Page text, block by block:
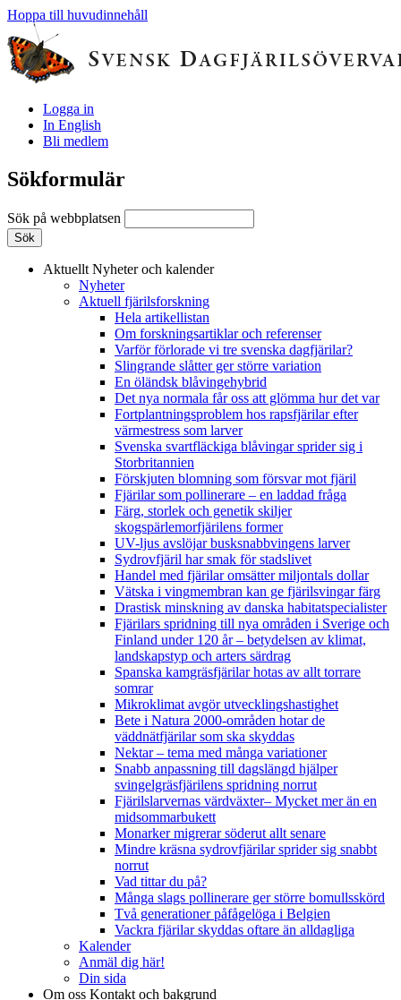
Hoppa till huvudinnehåll
Logga in
In English
Bli medlem
Sökformulär
Sök på webbplatsen
Aktuellt Nyheter och kalender
Nyheter
Aktuell fjärilsforskning
Hela artikellistan
Om forskningsartiklar och referenser
Varför förlorade vi tre svenska dagfjärilar?
Slingrande slåtter ger större variation
En öländsk blåvingehybrid
Det nya normala får oss att glömma hur det var
Fortplantningsproblem hos rapsfjärilar efter
värmestress som larver
Svenska svartfläckiga blåvingar sprider sig i
Storbritannien
Förskjuten blomning som försvar mot fjäril
Fjärilar som pollinerare – en laddad fråga
Färg, storlek och genetik skiljer
skogspärlemorfjärilens former
UV-ljus avslöjar busksnabbvingens larver
Sydrovfjäril har smak för stadslivet
Handel med fjärilar omsätter miljontals dollar
Vätska i vingmembran kan ge fjärilsvingar färg
Drastisk minskning av danska habitatspecialister
Fjärilars spridning till nya områden i Sverige och
Finland under 120 år– betydelsen av klimat,
landskapstyp och arters särdrag
Spanska kamgräsfjärilar hotas av allt torrare
somrar
Mikroklimat avgör utvecklingshastighet
Bete i Natura 2000-områden hotar de
väddnätfjärilar som ska skyddas
Nektar – tema med många variationer
Snabb anpassning till dagslängd hjälper
svingelgräsfjärilens spridning norrut
Fjärilslarvernas värdväxter– Mycket mer än en
midsommarbukett
Monarker migrerar söderut allt senare
Mindre kräsna sydrovfjärilar sprider sig snabbt
norrut
Vad tittar du på?
Många slags pollinerare ger större bomullsskörd
Två generationer påfågelöga i Belgien
Vackra fjärilar skyddas oftare än alldagliga
Kalender
Anmäl dig här!
Din sida
Om oss Kontakt och bakgrund